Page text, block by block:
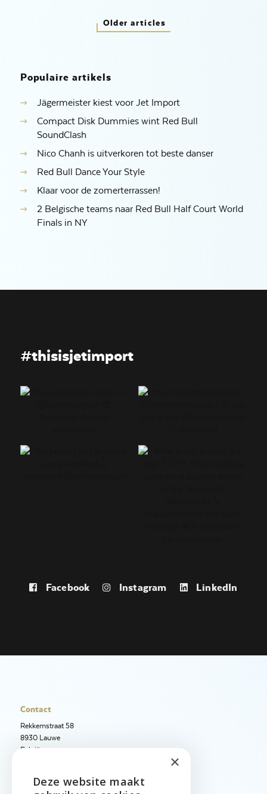
Older articles
Populaire artikels
Jägermeister kiest voor Jet Import
Compact Disk Dummies wint Red Bull
SoundClash
Nico Chanh is uitverkoren tot beste danser
Red Bull Dance Your Style
Klaar voor de zomerterrassen!
2 Belgische teams naar Red Bull Half Court World
Finals in NY
#thisisjetimport
Facebook Instagram LinkedIn
Contact
Rekkemstraat 58
8930 Lauwe
België
+32 56 50 12 95
ENGLISH
×
Deze website maakt